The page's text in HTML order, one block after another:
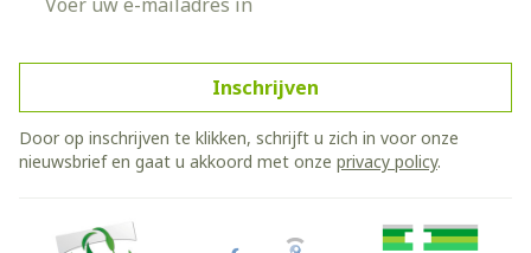
Inschrijven
Door op inschrijven te klikken, schrijft u zich in voor onze
nieuwsbrief en gaat u akkoord met onze privacy policy.